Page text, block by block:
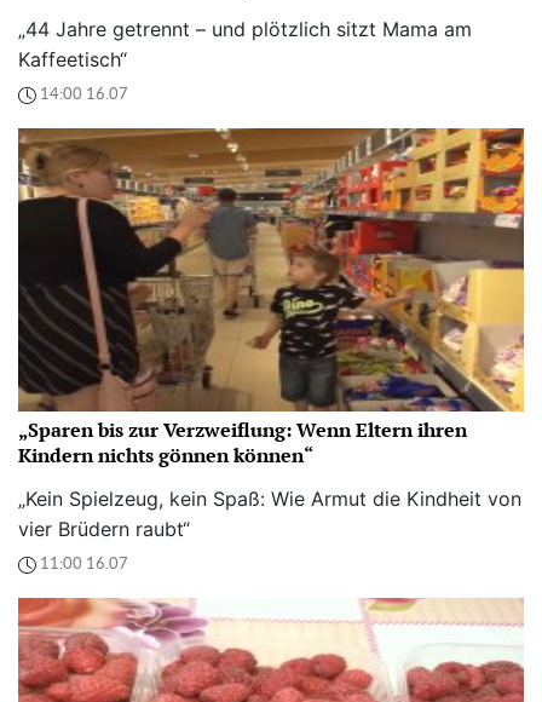
„44 Jahre getrennt – und plötzlich sitzt Mama am
Kaffeetisch“
14:00 16.07
„Sparen bis zur Verzweiflung: Wenn Eltern ihren
Kindern nichts gönnen können“
„Kein Spielzeug, kein Spaß: Wie Armut die Kindheit von
vier Brüdern raubt“
11:00 16.07